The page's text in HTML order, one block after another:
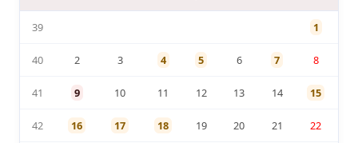
39 1
40 2 3 4 5 6 7 8
41 9 10 11 12 13 14 15
42 16 17 18 19 20 21 22